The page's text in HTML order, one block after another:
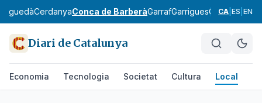
CerdanyaConca de BarberàGarrafGarriguesGarrotxa
CA ES EN
Diari de Catalunya
Economia Tecnologia Societat Cultura Local